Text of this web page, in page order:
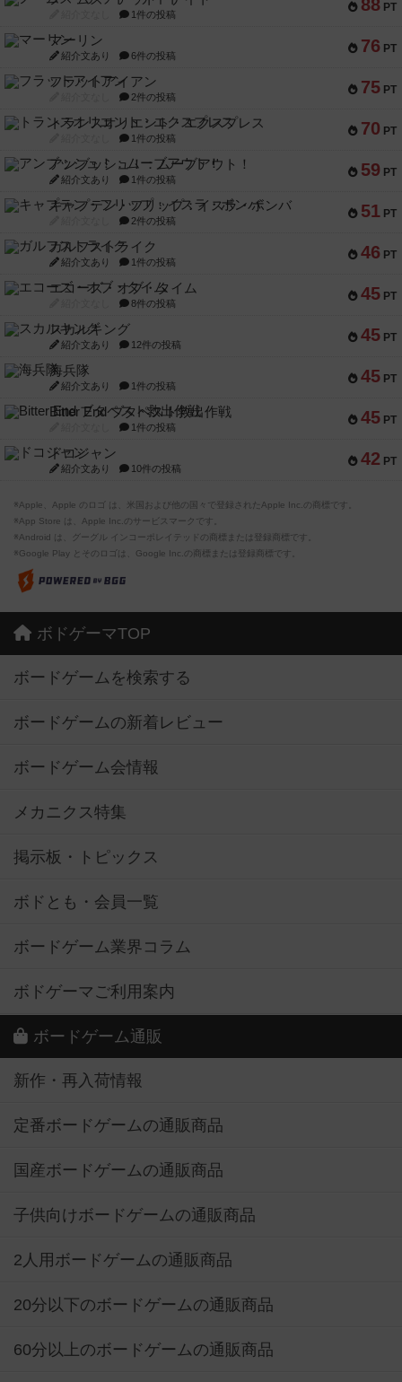
88 PT
1件の投稿
76 PT
マーリン
紹介文あり 6件の投稿
75 PT
フラットアイアン
2件の投稿
70 PT
トランスオリエント・エクスプレス
1件の投稿
59 PT
アンブッシュ！：ムーブアウト！
紹介文あり 1件の投稿
51 PT
キャプテン・フリップ：イスラ・ボンバ
2件の投稿
46 PT
ガルフストライク
紹介文あり 1件の投稿
45 PT
エコーズ・オブ・タイム
8件の投稿
45 PT
スカルキング
紹介文あり 12件の投稿
45 PT
海兵隊
紹介文あり 1件の投稿
45 PT
Bitter End ブタペスト救出作戦
1件の投稿
42 PT
ドコジャン
紹介文あり 10件の投稿
※Apple、Apple のロゴ は、米国および他の国々で登録されたApple Inc.の商標です。
※App Store は、Apple Inc.のサービスマークです。
※Android は、グーグル インコーポレイテッドの商標または登録商標です。
※Google Play とそのロゴは、Google Inc.の商標または登録商標です。
ボドゲーマTOP
ボードゲームを検索する
ボードゲームの新着レビュー
ボードゲーム会情報
メカニクス特集
掲示板・トピックス
ボドとも・会員一覧
ボードゲーム業界コラム
ボドゲーマご利用案内
ボードゲーム通販
新作・再入荷情報
定番ボードゲームの通販商品
国産ボードゲームの通販商品
子供向けボードゲームの通販商品
2人用ボードゲームの通販商品
20分以下のボードゲームの通販商品
60分以上のボードゲームの通販商品